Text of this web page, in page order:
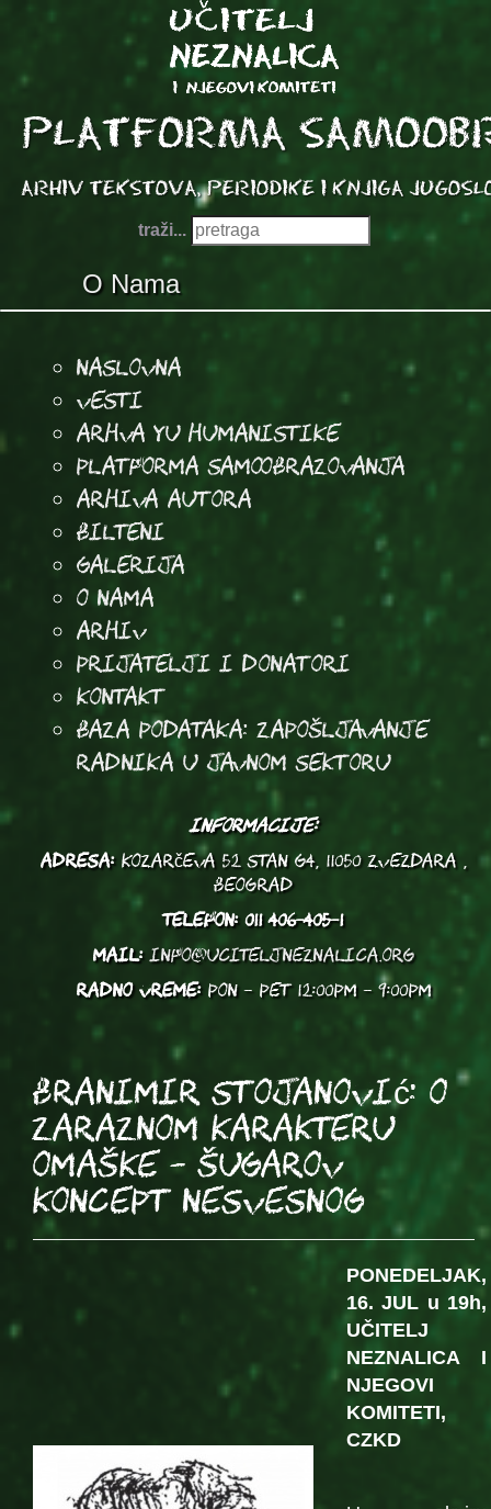
traži...
O Nama
Naslovna
Vesti
Arhva YU Humanistike
Platforma samoobrazovanja
arhiva autora
Bilteni
Galerija
O Nama
Arhiv
Prijatelji i donatori
Kontakt
Baza podataka: Zapošljavanje
radnika u javnom sektoru
INFORMACIJE:
ADRESA:Kozarčeva 52 stan G4, 11050 Zvezdara ,
Beograd
TELEFON: 011 406-405-1
MAIL: info@uciteljneznalica.org
RADNO VREME:PON - PET 12:00PM - 9:00PM
Branimir Stojanović: O
zaraznom karakteru
omaške - Šugarov
koncept nesvesnog
PONEDELJAK,
16. JUL u 19h,
UČITELJ
NEZNALICA I
NJEGOVI
KOMITETI,
CZKD